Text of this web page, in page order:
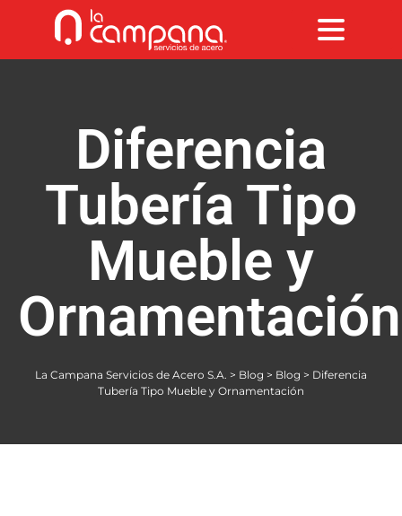
Diferencia
Tubería Tipo
Mueble y
Ornamentación
La Campana Servicios de Acero S.A. > Blog > Blog > Diferencia
Tubería Tipo Mueble y Ornamentación